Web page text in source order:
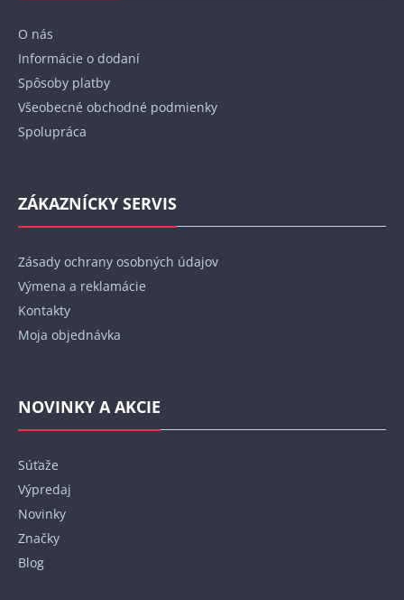
O nás
Informácie o dodaní
Spôsoby platby
Všeobecné obchodné podmienky
Spolupráca
ZÁKAZNÍCKY SERVIS
Zásady ochrany osobných údajov
Výmena a reklamácie
Kontakty
Moja objednávka
NOVINKY A AKCIE
Súťaže
Výpredaj
Novinky
Značky
Blog